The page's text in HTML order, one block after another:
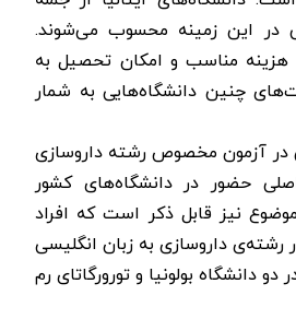
در این زمینه محسوب می‌شوند.
مناسب و امکان تحصیل به
چنین دانشگاه‌هایی به شمار
در آزمون مخصوص رشته داروسازی
حضور در دانشگاه‌های کشور
نیز قابل ذکر است که افراد
رشته‌ی داروسازی به زبان انگلیسی
دانشگاه بولونیا و تورورگاتای رم